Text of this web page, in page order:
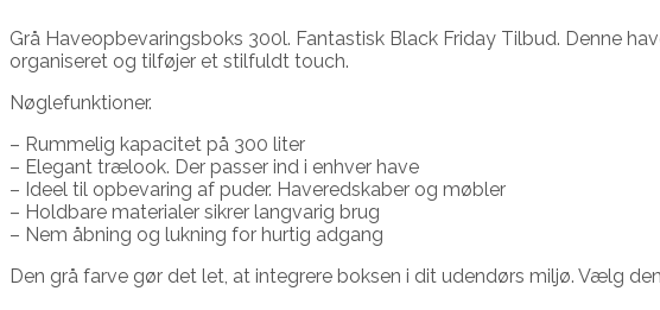
Grå Haveopbevaringsboks 300l. Fantastisk Black Friday Tilbud. Denne
organiseret og tilføjer et stilfuldt touch.
Nøglefunktioner.
– Rummelig kapacitet på 300 liter
– Elegant trælook. Der passer ind i enhver have
– Ideel til opbevaring af puder. Haveredskaber og møbler
– Holdbare materialer sikrer langvarig brug
– Nem åbning og lukning for hurtig adgang
Den grå farve gør det let, at integrere boksen i dit udendørs miljø. Vælg